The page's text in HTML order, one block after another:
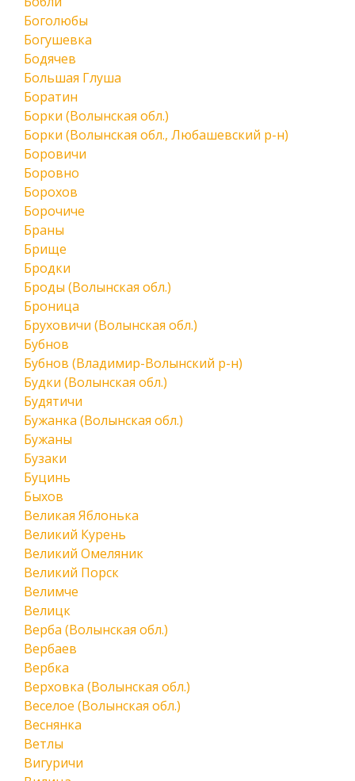
Боголюбы
Богушевка
Бодячев
Большая Глуша
Боратин
Борки (Волынская обл.)
Борки (Волынская обл., Любашевский р-н)
Боровичи
Боровно
Борохов
Борочиче
Браны
Брище
Бродки
Броды (Волынская обл.)
Броница
Бруховичи (Волынская обл.)
Бубнов
Бубнов (Владимир-Волынский р-н)
Будки (Волынская обл.)
Будятичи
Бужанка (Волынская обл.)
Бужаны
Бузаки
Буцинь
Быхов
Великая Яблонька
Великий Курень
Великий Омеляник
Великий Порск
Велимче
Велицк
Верба (Волынская обл.)
Вербаев
Вербка
Верховка (Волынская обл.)
Веселое (Волынская обл.)
Веснянка
Ветлы
Вигуричи